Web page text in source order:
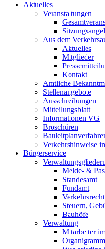
Aktuelles
Veranstaltungen
Aus dem
Aktuelles
Mitglieder
Kontakt
Amtliche
Stellenangebote
Ausschreibungen
Mitteilungsblatt
Informationen VG
Broschüren
Verkehrshinweise
Bürgerservice
Melde- &
Standesamt
Fundamt
Verkehrsrecht
Steuern,
Bauhöfe
Verwaltung
Mitarbeiter
Organigramm